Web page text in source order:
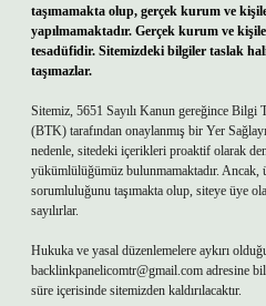
taşımamakta olup, gerçek kurum ve
yapılmamaktadır. Gerçek kurum ve
tesadüfidir. Sitemizdeki bilgiler taslak
taşımazlar.
Sitemiz, 5651 Sayılı Kanun gereğince
(BTK) tarafından onaylanmış bir Yer
nedenle, sitedeki içerikleri proaktif olarak
yükümlülüğümüz bulunmamaktadır. Ancak,
sorumluluğunu taşımakta olup, siteye üye
sayılırlar.
Hukuka ve yasal düzenlemelere aykırı
backlinkpanelicomtr@gmail.com adresine
süre içerisinde sitemizden kaldırılacaktır.